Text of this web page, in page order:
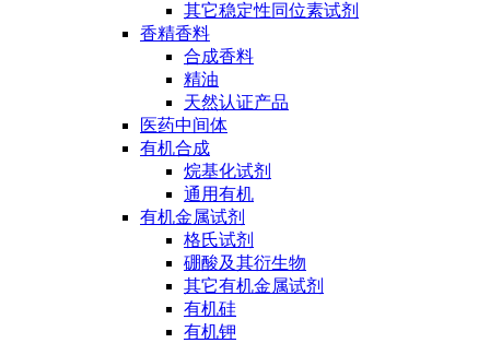
其它稳定性同位素试剂
香精香料
合成香料
精油
天然认证产品
医药中间体
有机合成
烷基化试剂
通用有机
有机金属试剂
格氏试剂
硼酸及其衍生物
其它有机金属试剂
有机硅
有机钾